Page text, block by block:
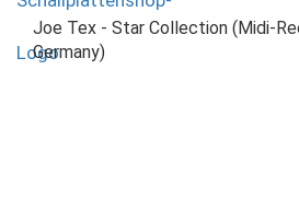
Joe Tex - Star Collection (Midi-
Germany)